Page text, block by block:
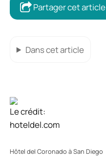
Partager cet article
Dans cet article
Le crédit:
hoteldel.com
Hôtel del Coronado à San Diego